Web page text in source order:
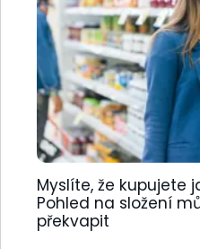
Myslíte, že kupujete
Pohled na složení
překvapit